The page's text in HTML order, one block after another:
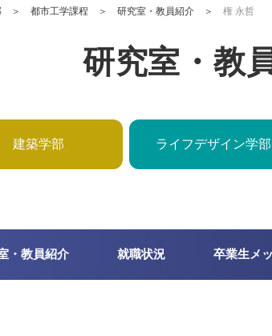
＞ 都市工学課程 ＞ 研究室・教員紹介 ＞ 権 永哲
研究室・教
建築学部 ライフデザイン学部
・教員紹介 就職状況 卒業生メ